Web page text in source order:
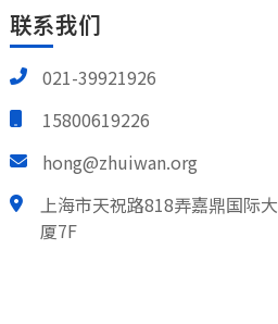
联系我们
021-39921926
15800619226
hong@zhuiwan.org
上海市天祝路818弄嘉鼎国际大
厦7F